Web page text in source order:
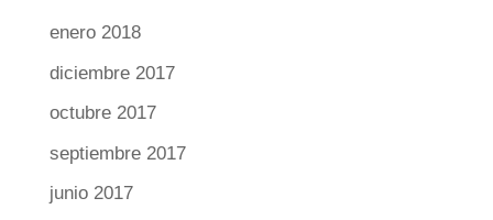
enero 2018
diciembre 2017
octubre 2017
septiembre 2017
junio 2017